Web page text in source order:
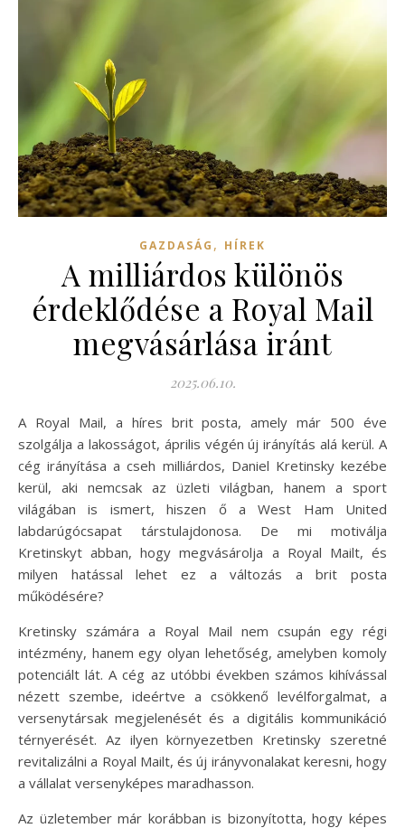
GAZDASÁG , HÍREK
A milliárdos különös
érdeklődése a Royal Mail
megvásárlása iránt
2025.06.10.
A Royal Mail, a híres brit posta, amely már 500 éve
szolgálja a lakosságot, április végén új irányítás alá kerül. A
cég irányítása a cseh milliárdos, Daniel Kretinsky kezébe
kerül, aki nemcsak az üzleti világban, hanem a sport
világában is ismert, hiszen ő a West Ham United
labdarúgócsapat társtulajdonosa. De mi motiválja
Kretinskyt abban, hogy megvásárolja a Royal Mailt, és
milyen hatással lehet ez a változás a brit posta
működésére?
Kretinsky számára a Royal Mail nem csupán egy régi
intézmény, hanem egy olyan lehetőség, amelyben komoly
potenciált lát. A cég az utóbbi években számos kihívással
nézett szembe, ideértve a csökkenő levélforgalmat, a
versenytársak megjelenését és a digitális kommunikáció
térnyerését. Az ilyen környezetben Kretinsky szeretné
revitalizálni a Royal Mailt, és új irányvonalakat keresni, hogy
a vállalat versenyképes maradhasson.
Az üzletember már korábban is bizonyította, hogy képes